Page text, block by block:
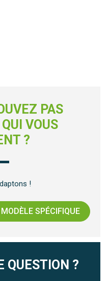
PAS
VOUS
?
!
SPÉCIFIQUE
QUESTION ?